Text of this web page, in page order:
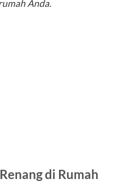
Anda.
di Rumah